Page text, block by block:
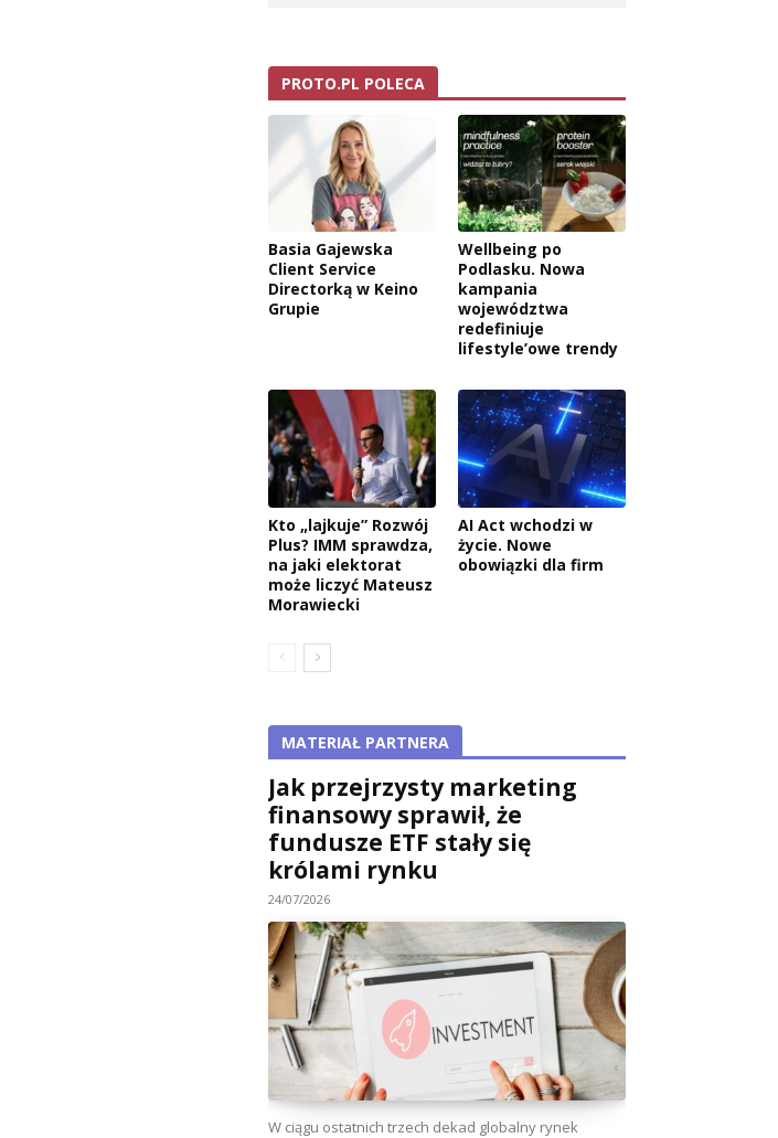
PROTO.PL POLECA
Basia Gajewska
Client Service
Directorką w Keino
Grupie
Wellbeing po
Podlasku. Nowa
kampania
województwa
redefiniuje
lifestyle’owe trendy
Kto „lajkuje” Rozwój
Plus? IMM sprawdza,
na jaki elektorat
może liczyć Mateusz
Morawiecki
AI Act wchodzi w
życie. Nowe
obowiązki dla firm
MATERIAŁ PARTNERA
Jak przejrzysty marketing
finansowy sprawił, że
fundusze ETF stały się
królami rynku
24/07/2026
W ciągu ostatnich trzech dekad globalny rynek